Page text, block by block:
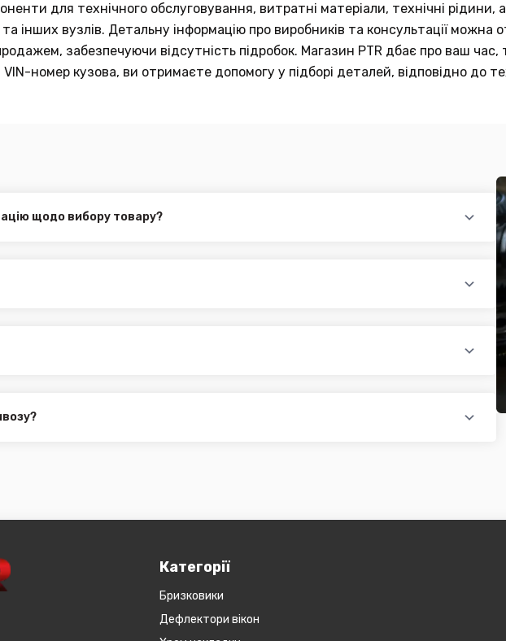
для технічного обслуговування, витратні матеріали, технічні рідини,
та інших вузлів. Детальну інформацію про виробників та консультації
забезпечуючи відсутність підробок. Магазин PTR дбає про ваш час,
номер кузова, ви отримаєте допомогу у підборі деталей, відповідно до
щодо вибору товару?
- 3 дні)
- 3 дні за повною передоплатою) для великогабаритного товару
і т.д.).
Категорії
Бризковики
Дефлектори вікон